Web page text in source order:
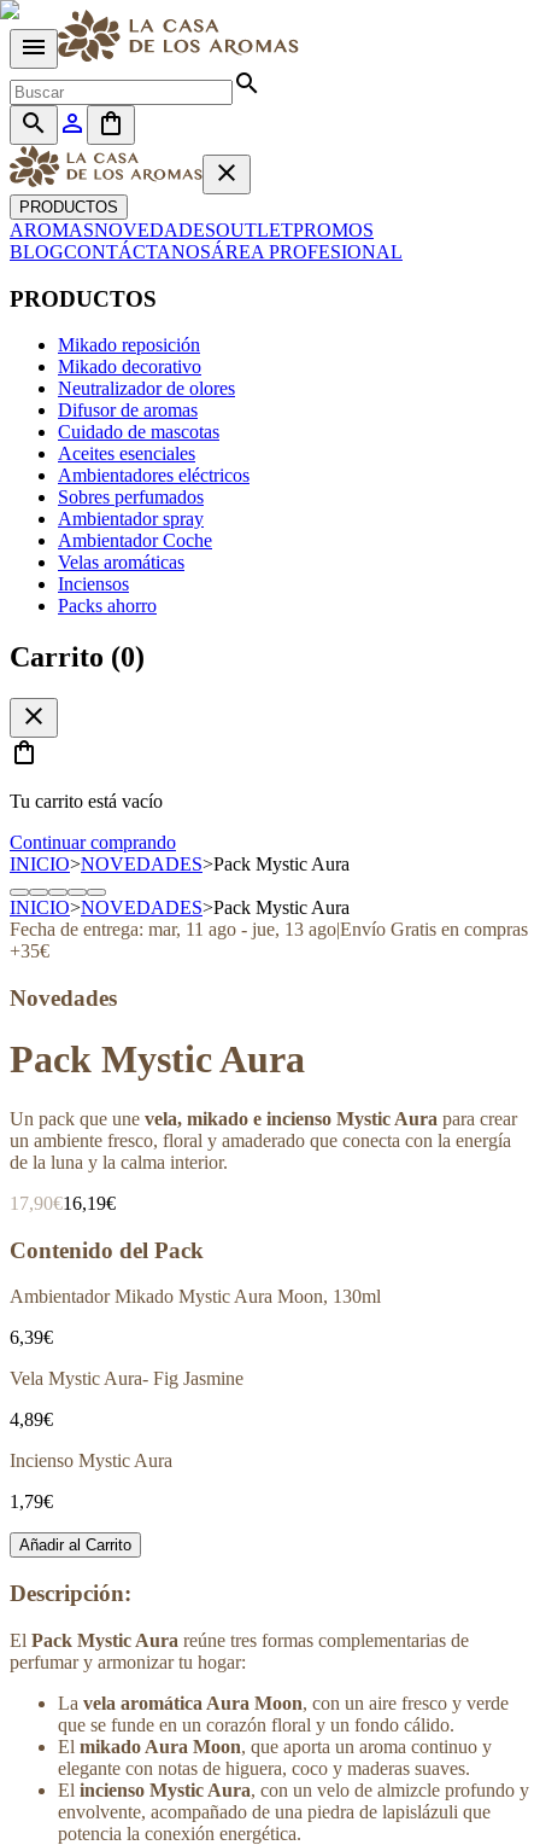
menu
search
search
person_outline
shopping_bag
close
PRODUCTOS
AROMASNOVEDADESOUTLETPROMOS
BLOGCONTÁCTANOSÁREA PROFESIONAL
PRODUCTOS
Mikado reposición
Mikado decorativo
Neutralizador de olores
Difusor de aromas
Cuidado de mascotas
Aceites esenciales
Ambientadores eléctricos
Sobres perfumados
Ambientador spray
Ambientador Coche
Velas aromáticas
Inciensos
Packs ahorro
Carrito (0)
close
shopping_bag
Tu carrito está vacío
Continuar comprando
INICIO>NOVEDADES>Pack Mystic Aura
INICIO>NOVEDADES>Pack Mystic Aura
Fecha de entrega: mar, 11 ago - jue, 13 ago|Envío Gratis en compras
+35€
Novedades
Pack Mystic Aura
Un pack que une vela, mikado e incienso Mystic Aura para crear
un ambiente fresco, floral y amaderado que conecta con la energía
de la luna y la calma interior.
17,90€16,19€
Contenido del Pack
Ambientador Mikado Mystic Aura Moon, 130ml
6,39€
Vela Mystic Aura- Fig Jasmine
4,89€
Incienso Mystic Aura
1,79€
Añadir al Carrito
Descripción:
El Pack Mystic Aura reúne tres formas complementarias de
perfumar y armonizar tu hogar:
La vela aromática Aura Moon, con un aire fresco y verde
que se funde en un corazón floral y un fondo cálido.
El mikado Aura Moon, que aporta un aroma continuo y
elegante con notas de higuera, coco y maderas suaves.
El incienso Mystic Aura, con un velo de almizcle profundo y
envolvente, acompañado de una piedra de lapislázuli que
potencia la conexión energética.